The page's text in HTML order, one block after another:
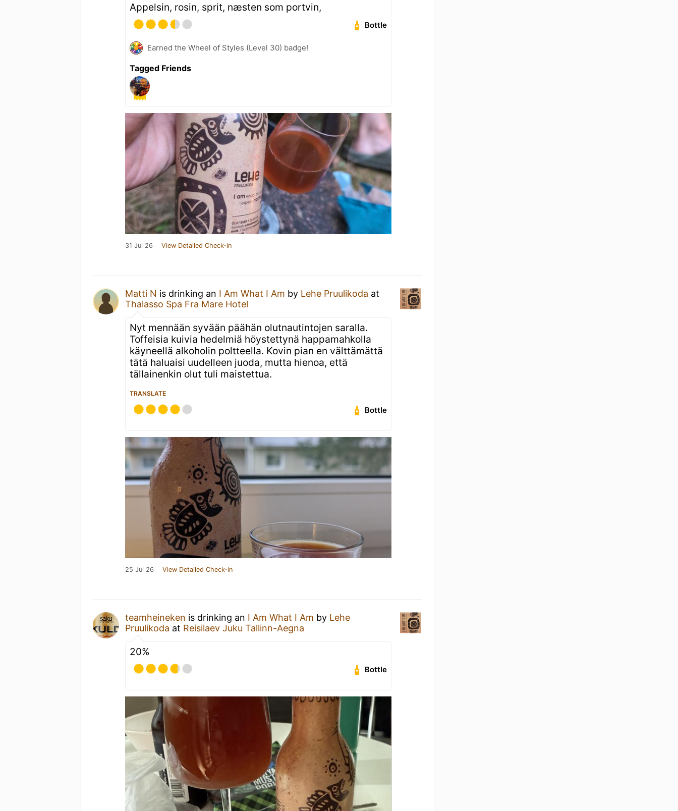
Appelsin, rosin, sprit, næsten som portvin,
Bottle
Earned the Wheel of Styles (Level 30) badge!
Tagged Friends
31 Jul 26 View Detailed Check-in
Matti N is drinking an I Am What I Am by Lehe Pruulikoda at
Thalasso Spa Fra Mare Hotel
Nyt mennään syvään päähän olutnautintojen saralla.
Toffeisia kuivia hedelmiä höystettynä happamahkolla
käyneellä alkoholin poltteella. Kovin pian en välttämättä
tätä haluaisi uudelleen juoda, mutta hienoa, että
tällainenkin olut tuli maistettua.
TRANSLATE
Bottle
25 Jul 26 View Detailed Check-in
teamheineken is drinking an I Am What I Am by Lehe
Pruulikoda at Reisilaev Juku Tallinn-Aegna
20%
Bottle